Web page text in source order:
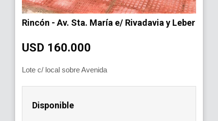
Rincón - Av. Sta. María e/ Rivadavia y Leber
USD 160.000
Lote c/ local sobre Avenida
Disponible